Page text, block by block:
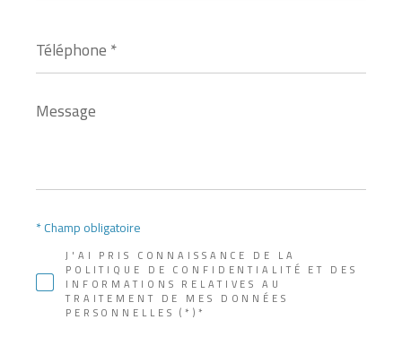
*
Message
*
J'AI PRIS CONNAISSANCE DE LA
POLITIQUE DE CONFIDENTIALITÉ ET DES
INFORMATIONS RELATIVES AU
TRAITEMENT DE MES DONNÉES
PERSONNELLES (*)*
* Champ obligatoire